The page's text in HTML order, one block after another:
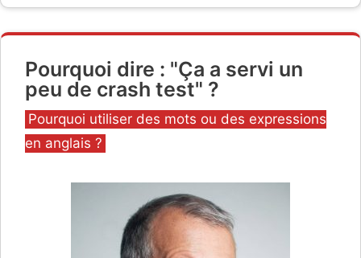
Pourquoi dire : "Ça a servi un
peu de crash test" ?
Catégories
Pourquoi utiliser des mots ou des expressions
en anglais ?